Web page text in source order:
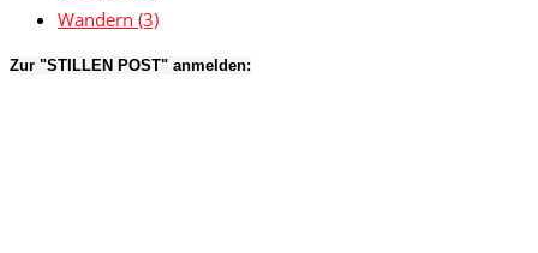
Wandern (3)
Zur "STILLEN POST" anmelden: